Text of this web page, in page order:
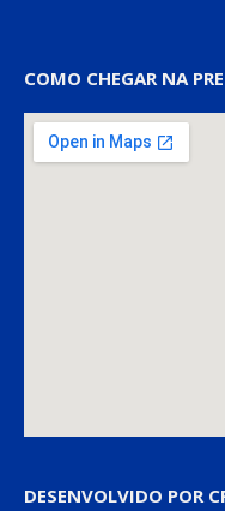
COMO CHEGAR NA
DESENVOLVIDO POR